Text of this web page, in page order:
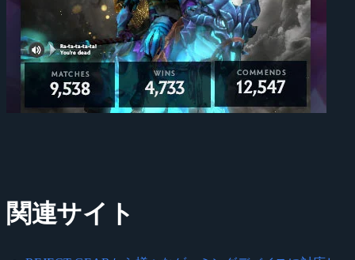
関連サイト